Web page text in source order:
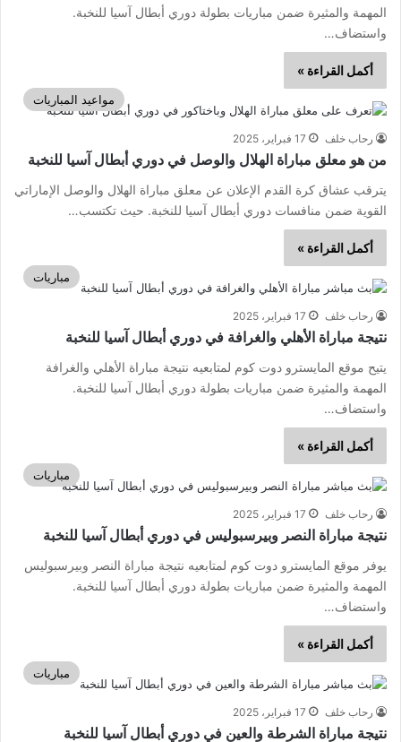
المهمة والمثيرة ضمن مباريات بطولة دوري أبطال آسيا للنخبة.
واستضاف…
أكمل القراءة »
مواعيد المباريات
رحاب خلف 17 فبراير، 2025
من هو معلق مباراة الهلال والوصل في دوري أبطال آسيا للنخبة
يترقب عشاق كرة القدم الإعلان عن معلق مباراة الهلال والوصل الإماراتي
القوية ضمن منافسات دوري أبطال آسيا للنخبة. حيث تكتسب…
أكمل القراءة »
مباريات
رحاب خلف 17 فبراير، 2025
نتيجة مباراة الأهلي والغرافة في دوري أبطال آسيا للنخبة
يتيح موقع المايسترو دوت كوم لمتابعيه نتيجة مباراة الأهلي والغرافة
المهمة والمثيرة ضمن مباريات بطولة دوري أبطال آسيا للنخبة.
واستضاف…
أكمل القراءة »
مباريات
رحاب خلف 17 فبراير، 2025
نتيجة مباراة النصر وبيرسبوليس في دوري أبطال آسيا للنخبة
يوفر موقع المايسترو دوت كوم لمتابعيه نتيجة مباراة النصر وبيرسبوليس
المهمة والمثيرة ضمن مباريات بطولة دوري أبطال آسيا للنخبة.
واستضاف…
أكمل القراءة »
مباريات
رحاب خلف 17 فبراير، 2025
نتيجة مباراة الشرطة والعين في دوري أبطال آسيا للنخبة